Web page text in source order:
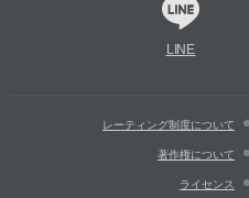
LINE
レーティング制度について
著作権について
ライセンス